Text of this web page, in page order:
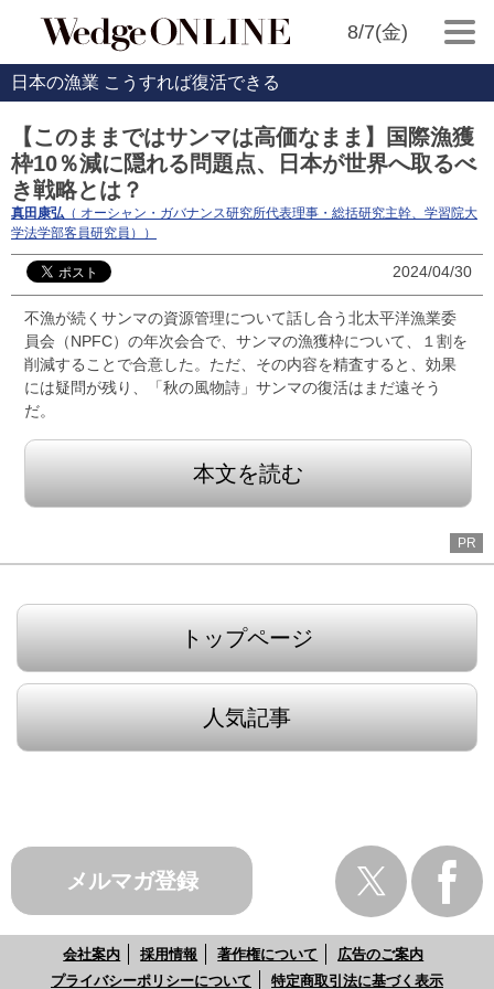
8/7(金)
日本の漁業 こうすれば復活できる
【このままではサンマは高価なまま】国際漁獲
枠10％減に隠れる問題点、日本が世界へ取るべ
き戦略とは？
真田康弘 （ オーシャン・ガバナンス研究所代表理事・総括研究主幹、学習院大
学法学部客員研究員））
2024/04/30
不漁が続くサンマの資源管理について話し合う北太平洋漁業委
員会（NPFC）の年次会合で、サンマの漁獲枠について、１割を
削減することで合意した。ただ、その内容を精査すると、効果
には疑問が残り、「秋の風物詩」サンマの復活はまだ遠そう
だ。
本文を読む
PR
トップページ
人気記事
メルマガ登録
会社案内 採用情報 著作権について
広告のご案内
プライバシーポリシーについて
特定商取引法に基づく表示